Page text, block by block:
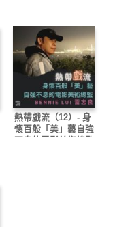
熱帶戲流（12）- 身
懷百般「美」藝自強
不息的電影美術總監